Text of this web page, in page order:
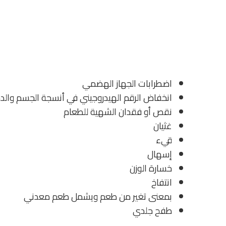
اضطرابات الجهاز الهضمي
انخفاض الرقم الهيدروجيني في أنسجة الجسم
نقص أو فقدان الشهية للطعام
غثيان
قيء
إسهال
خسارة الوزن
انتفاخ
بمعنى تغير من طعم ويشمل طعم معدني
طفح جلدي